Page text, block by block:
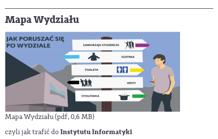
Mapa Wydziału
Mapa Wydziału(pdf, 0,6 MB)
czyli jak trafić do Instytutu Informatyki